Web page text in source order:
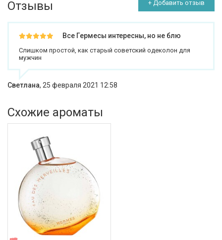
Отзывы + Добавить отзыв
Все Гермесы интересны, но не блю
Слишком простой, как старый советский одеколон для
мужчин
Светлана, 25 февраля 2021 12:58
Схожие ароматы